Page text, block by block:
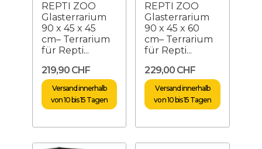
REPTI ZOO
Glasterrarium
90 x 45 x 45
cm– Terrarium
für Repti...
219,90 CHF
Versand innerhalb
von 10 bis 15 Tagen
REPTI ZOO
Glasterrarium
90 x 45 x 60
cm– Terrarium
für Repti...
229,00 CHF
Versand innerhalb
von 10 bis 15 Tagen